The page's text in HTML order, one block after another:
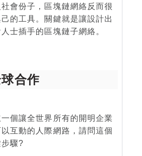
會份子，區塊鏈網絡反而很
的工具。關鍵就是讓設計出
士插手的區塊鏈子網絡。
合作
個讓全世界所有的開明企業
互動的人際網路，請問這個
驟?